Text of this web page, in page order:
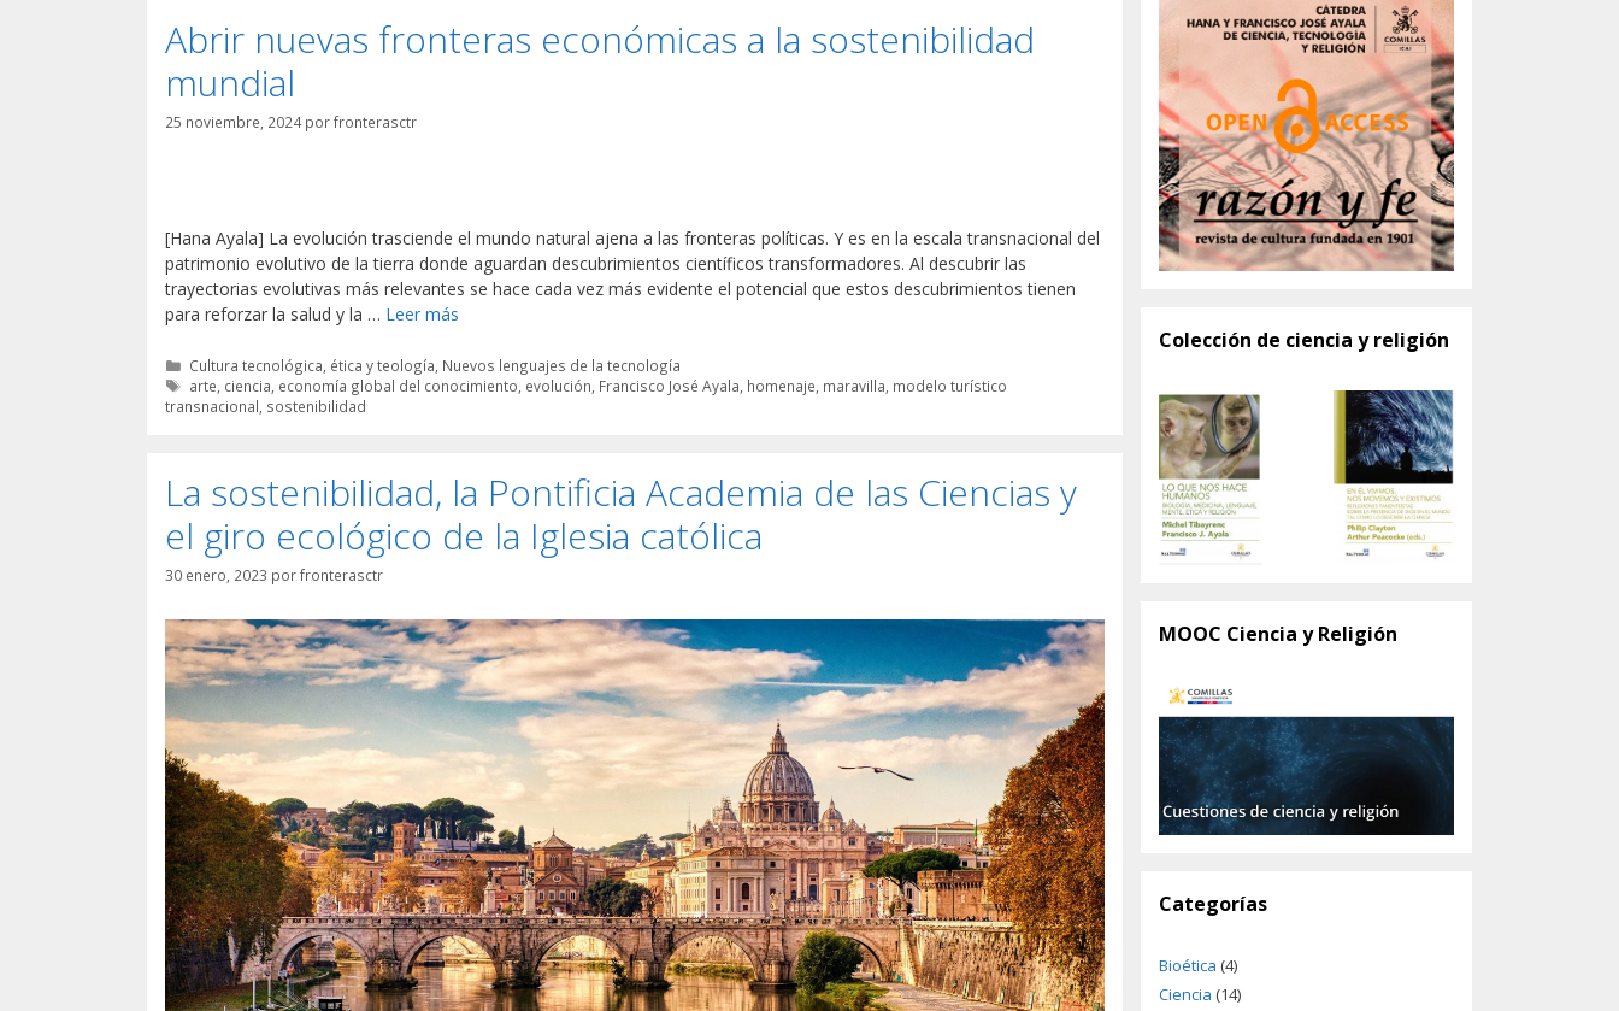
Abrir nuevas fronteras económicas a la sostenibilidad
mundial
25 noviembre, 2024 porfronterasctr
[Hana Ayala] La evolución trasciende el mundo natural ajena a las fronteras políticas. Y es en la escala transnacional del
patrimonio evolutivo de la tierra donde aguardan descubrimientos científicos transformadores. Al descubrir las
trayectorias evolutivas más relevantes se hace cada vez más evidente el potencial que estos descubrimientos tienen
para reforzar la salud y la … Leer más
Categorías
Cultura tecnológica, ética y teología Nuevos lenguajes de la tecnología
Etiquetas
arte ciencia economía global del conocimiento evolución Francisco José Ayala homenaje maravilla modelo turístico
transnacional sostenibilidad
La sostenibilidad, la Pontificia Academia de las Ciencias y
el giro ecológico de la Iglesia católica
30 enero, 2023 porfronterasctr
Colección de ciencia y religión
MOOC Ciencia y Religión
Categorías
Bioética (4)
Ciencia (14)